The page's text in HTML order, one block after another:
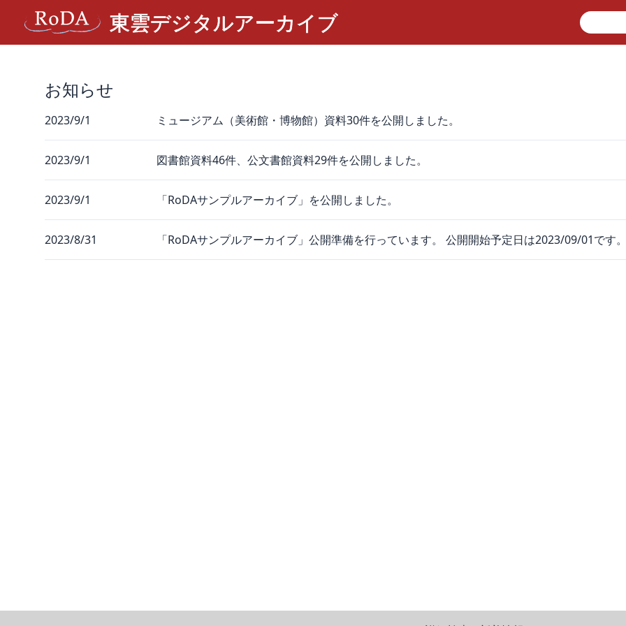
お知らせ
2023/9/1 ミュージアム（美術館・博物館）資料30件を公開しました。
2023/9/1 図書館資料46件、公文書館資料29件を公開しました。
2023/9/1 「RoDAサンプルアーカイブ」を公開しました。
2023/8/31 「RoDAサンプルアーカイブ」公開準備を行っています。 公開開始予定日は2023/09/01です。